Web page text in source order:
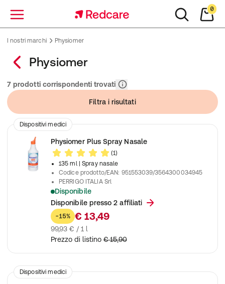
Menu
0
I nostri marchi Physiomer
Physiomer
7 prodotti corrispondenti trovatiRilevanza
Filtra i risultati
Dispositivi medici
Physiomer Plus Spray Nasale
(1)
135 ml
| Spray nasale
Codice prodotto/EAN: 951553039/3564300034945
PERRIGO ITALIA Srl
Disponibile
Spray nasale ipertonico con acqua di mare che libera il naso
Disponibile presso 2 affiliati
-15% € 13,49
99,93 € / 1 l
Prezzo di listino € 15,90
Dispositivi medici